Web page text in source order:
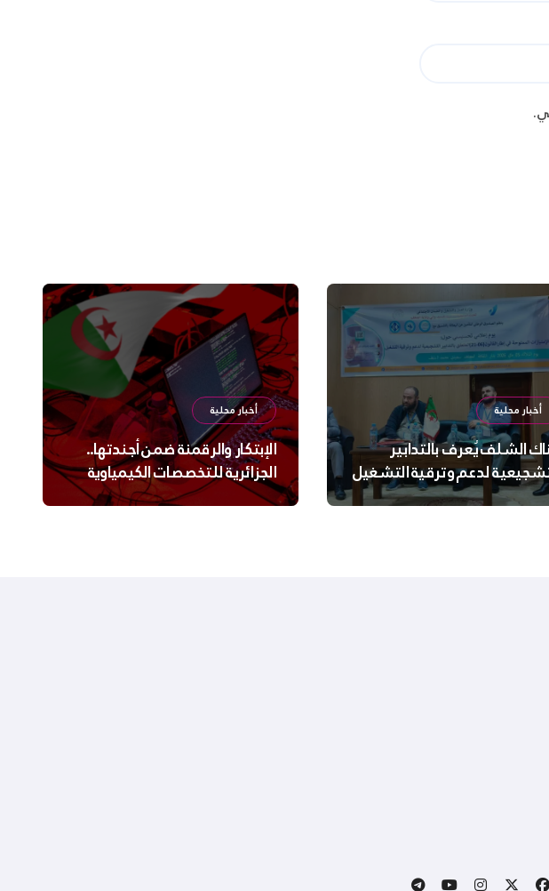
أخبار محلية
الشلف يُعرف بالتدابير
لدعم وترقية التشغيل
أخبار محلية
الإبتكار والرقمنة ضمن أجندتها..
الجزائرية للتخصصات الكيمياوية
ترعى تحدي الإبتكار الجزائري